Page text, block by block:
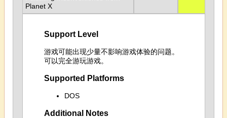
Planet X
Support Level
游戏可能出现少量不影响游戏体验的问题。
可以完全游玩游戏。
Supported Platforms
DOS
Additional Notes